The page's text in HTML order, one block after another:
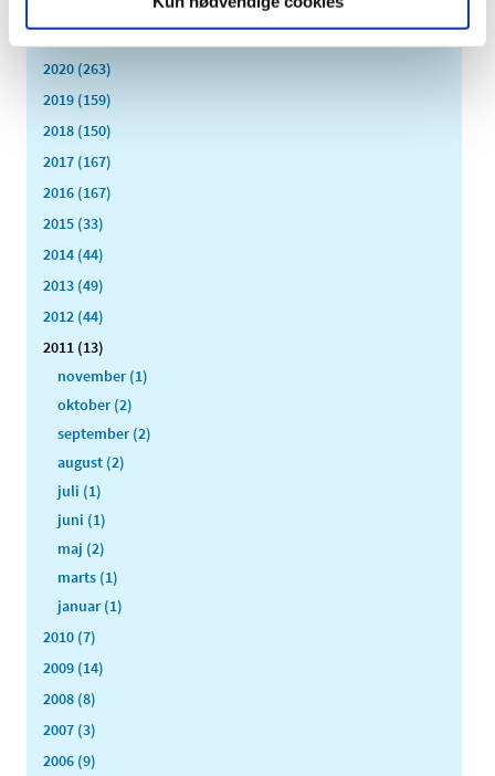
2020 (263)
2019 (159)
2018 (150)
2017 (167)
2016 (167)
2015 (33)
2014 (44)
2013 (49)
2012 (44)
2011 (13)
november (1)
oktober (2)
september (2)
august (2)
juli (1)
juni (1)
maj (2)
marts (1)
januar (1)
2010 (7)
2009 (14)
2008 (8)
2007 (3)
2006 (9)